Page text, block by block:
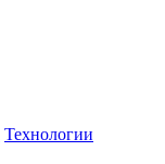
Технологии